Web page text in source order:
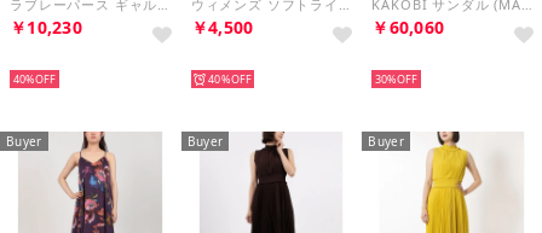
￥10,230
40%
￥4,500
40%
￥60,060
30%
Buyer Buyer Buyer